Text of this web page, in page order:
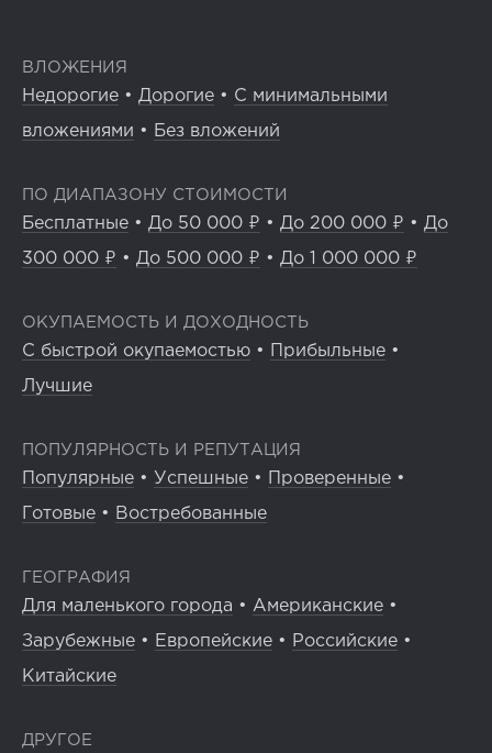
ВЛОЖЕНИЯ
Недорогие • Дорогие • С минимальными
вложениями • Без вложений
ПО ДИАПАЗОНУ СТОИМОСТИ
Бесплатные • До 50 000 ₽ • До 200 000 ₽ • До
300 000 ₽ • До 500 000 ₽ • До 1 000 000 ₽
ОКУПАЕМОСТЬ И ДОХОДНОСТЬ
С быстрой окупаемостью • Прибыльные •
Лучшие
ПОПУЛЯРНОСТЬ И РЕПУТАЦИЯ
Популярные • Успешные • Проверенные •
Готовые • Востребованные
ГЕОГРАФИЯ
Для маленького города • Американские •
Зарубежные • Европейские • Российские •
Китайские
ДРУГОЕ